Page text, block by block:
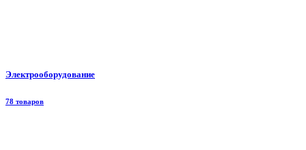
Электрооборудование
78 товаров